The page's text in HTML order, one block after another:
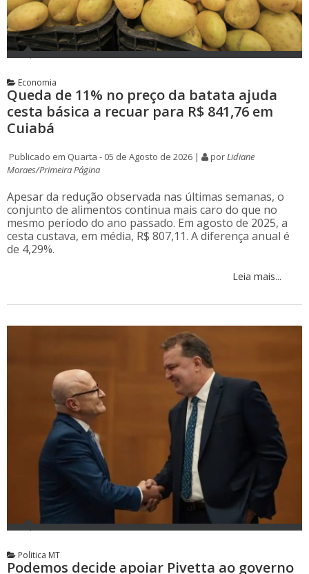
Economia
Queda de 11% no preço da batata ajuda
cesta básica a recuar para R$ 841,76 em
Cuiabá
Publicado em Quarta - 05 de Agosto de 2026 | porLidiane
Moraes/Primeira Página
Apesar da redução observada nas últimas semanas, o
conjunto de alimentos continua mais caro do que no
mesmo período do ano passado. Em agosto de 2025, a
cesta custava, em média, R$ 807,11. A diferença anual é
de 4,29%.
Leia mais...
Politica MT
Podemos decide apoiar Pivetta ao governo